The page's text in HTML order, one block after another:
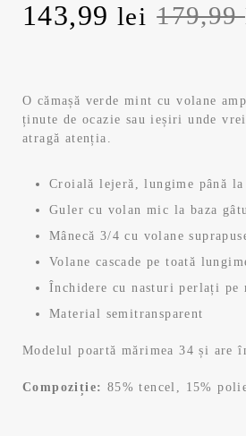
179,99
Prețul
a
fost:
179,99 lei.
143,99 lei
Prețul
este:
143,99 lei.
O cămașă verde mint cu volane
ținute de ocazie sau ieșiri unde
atragă atenția.
Croială lejeră, lungime până la
Guler cu volan mic la baza
Mânecă 3/4 cu volane
Volane cascade pe toată
Închidere cu nasturi perlați pe
Material semitransparent
Modelul poartă mărimea 34 și are
Compoziție: 85% tencel, 15%